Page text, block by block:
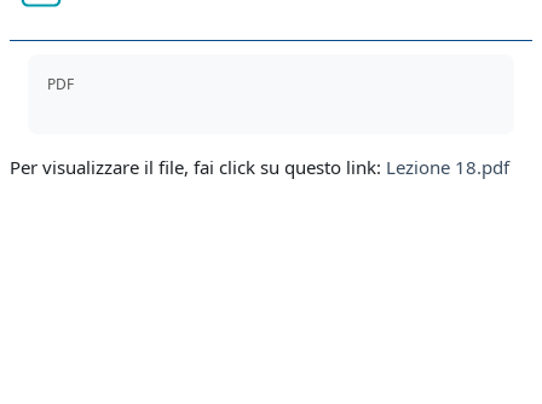
PDF
Per visualizzare il file, fai click su questo link: Lezione 18.pdf